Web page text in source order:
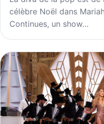
célèbre Noël dans
Continues, un show…